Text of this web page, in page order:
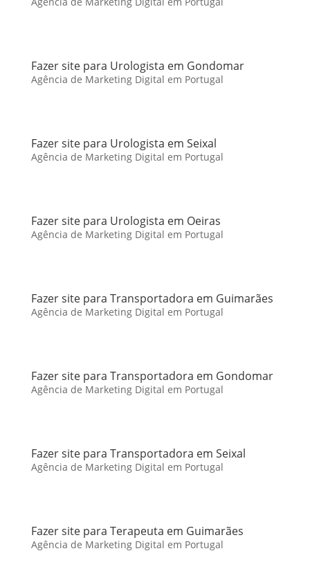
Fazer site para Urologista em Gondomar
Agência de Marketing Digital em Portugal
Fazer site para Urologista em Seixal
Agência de Marketing Digital em Portugal
Fazer site para Urologista em Oeiras
Agência de Marketing Digital em Portugal
Fazer site para Transportadora em Guimarães
Agência de Marketing Digital em Portugal
Fazer site para Transportadora em Gondomar
Agência de Marketing Digital em Portugal
Fazer site para Transportadora em Seixal
Agência de Marketing Digital em Portugal
Fazer site para Terapeuta em Guimarães
Agência de Marketing Digital em Portugal